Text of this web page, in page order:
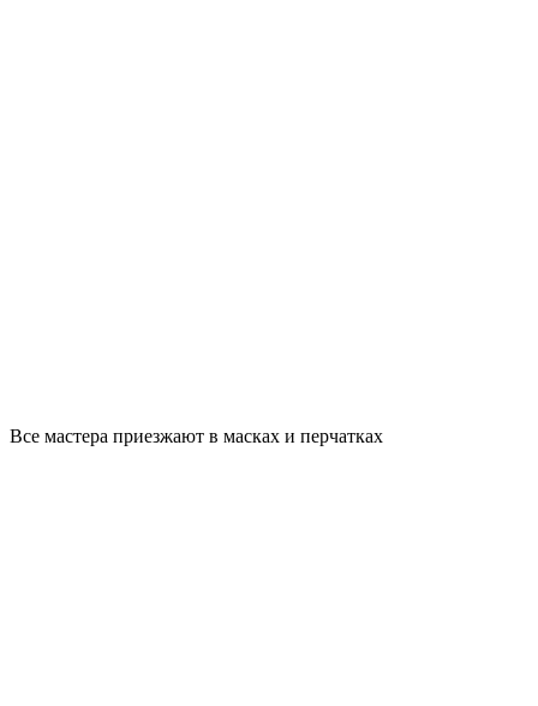
Все мастера приезжают в масках и перчатках